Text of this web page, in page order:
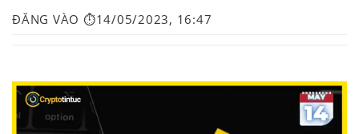
ĐĂNG VÀO ⏱️14/05/2023, 16:47